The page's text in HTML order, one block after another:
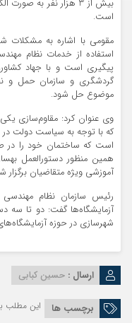
بیش از 3 هزار نفر به
است.
مقومی با اشاره به مشکلات
استفاده از خدمات نظام
پیگیری است و با جهاد
گردشگری و سازمان حمل و
موضوع حل شود.
وی عنوان کرد: مقاوم‌سازی یکی
که با توجه به سیاست دولت در
است که ساختمان خود را در
همین منظور دستورالعمل
آموزشی ویژه متقاضیان
رئیس سازمان نظام مهندسی
آزمایشگاه‌ها گفت: دو تا سه
شهرسازی در حوزه
ارسال : حسین کبابی
برچسب ها این مطلب